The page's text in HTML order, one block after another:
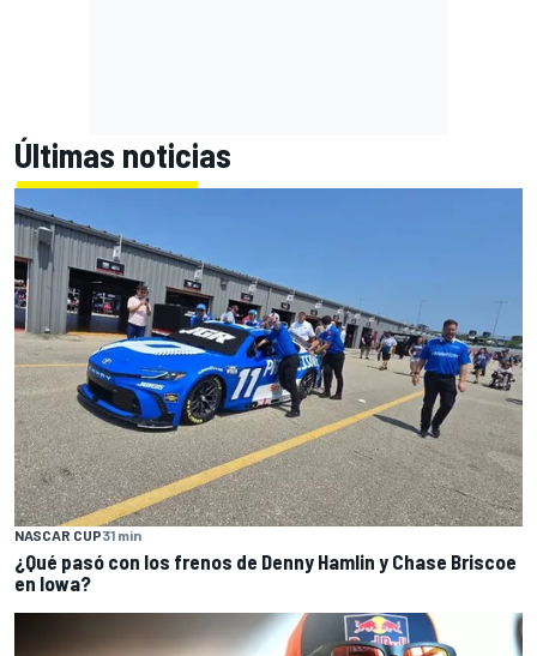
Últimas noticias
NASCAR CUP31 min
¿Qué pasó con los frenos de Denny Hamlin y Chase Briscoe
en Iowa?